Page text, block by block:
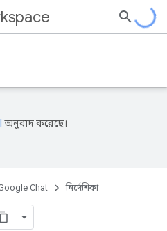
অনুবাদ করেছে।
Chat নির্দেশিকা